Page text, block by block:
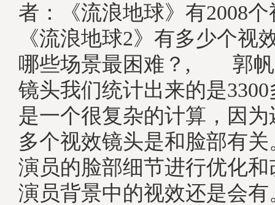
者：《流浪地球》有2008
《流浪地球2》有多少个视
哪些场景最困难？, 郭帆
镜头我们统计出来的是
是一个很复杂的计算，因为
多个视效镜头是和脸部有
演员的脸部细节进行优化
演员背景中的视效还是会